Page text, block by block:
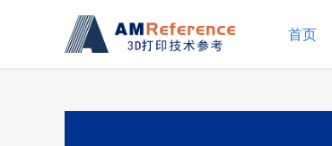
首页